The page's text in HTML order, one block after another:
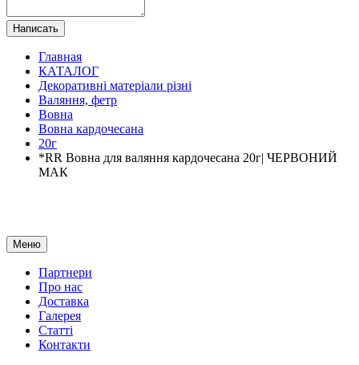
Написать
Главная
КАТАЛОГ
Декоративні матеріали різні
Валяння, фетр
Вовна
Вовна кардочесана
20г
*RR Вовна для валяння кардочесана 20г| ЧЕРВОНИЙ
МАК
Меню
Партнери
Про нас
Доставка
Галерея
Статтi
Контакти